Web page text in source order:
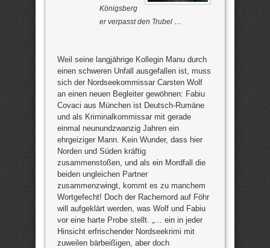
Königsberg
er verpasst den Trubel …
Weil seine langjährige Kollegin Manu durch
einen schweren Unfall ausgefallen ist, muss
sich der Nordseekommissar Carsten Wolf
an einen neuen Begleiter gewöhnen: Fabiu
Covaci aus München ist Deutsch-Rumäne
und als Kriminalkommissar mit gerade
einmal neunundzwanzig Jahren ein
ehrgeiziger Mann. Kein Wunder, dass hier
Norden und Süden kräftig
zusammenstoßen, und als ein Mordfall die
beiden ungleichen Partner
zusammenzwingt, kommt es zu manchem
Wortgefecht! Doch der Rachemord auf Föhr
will aufgeklärt werden, was Wolf und Fabiu
vor eine harte Probe stellt. „… ein in jeder
Hinsicht erfrischender Nordseekrimi mit
zuweilen bärbeißigen, aber doch